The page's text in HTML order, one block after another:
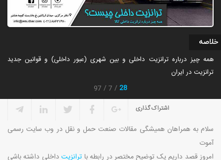
خلاصه
همه چیز درباره ترانزیت داخلی و بین شهری (عبور داخلی) و قوانین جدید
ترانزیت در ایران
28
7
97
اشتراک گذاری
سلام به همراهان همیشگی مقالات صنعت حمل و نقل در وب سایت رسمی
آموت
امروز قصد داریم یک توضیح مختصر در رابطه با ترانزیتداخلی داشته باشی